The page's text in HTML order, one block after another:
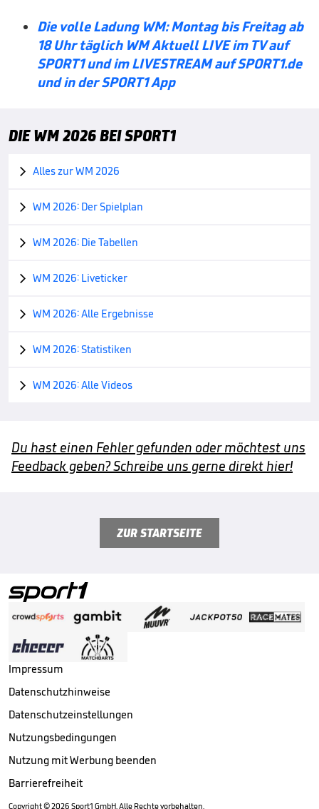
Die volle Ladung WM: Montag bis Freitag ab
18 Uhr täglich WM Aktuell LIVE im TV auf
SPORT1 und im LIVESTREAM auf SPORT1.de
und in der SPORT1 App
DIE WM 2026 BEI SPORT1
 Alles zur WM 2026
 WM 2026: Der Spielplan
 WM 2026: Die Tabellen
 WM 2026: Liveticker
 WM 2026: Alle Ergebnisse
 WM 2026: Statistiken
 WM 2026: Alle Videos
Du hast einen Fehler gefunden oder möchtest uns
Feedback geben? Schreibe uns gerne direkt hier!
ZUR STARTSEITE
Impressum
Datenschutzhinweise
Datenschutzeinstellungen
Nutzungsbedingungen
Nutzung mit Werbung beenden
Barrierefreiheit
Copyright ©2026 Sport1 GmbH. Alle Rechte vorbehalten.